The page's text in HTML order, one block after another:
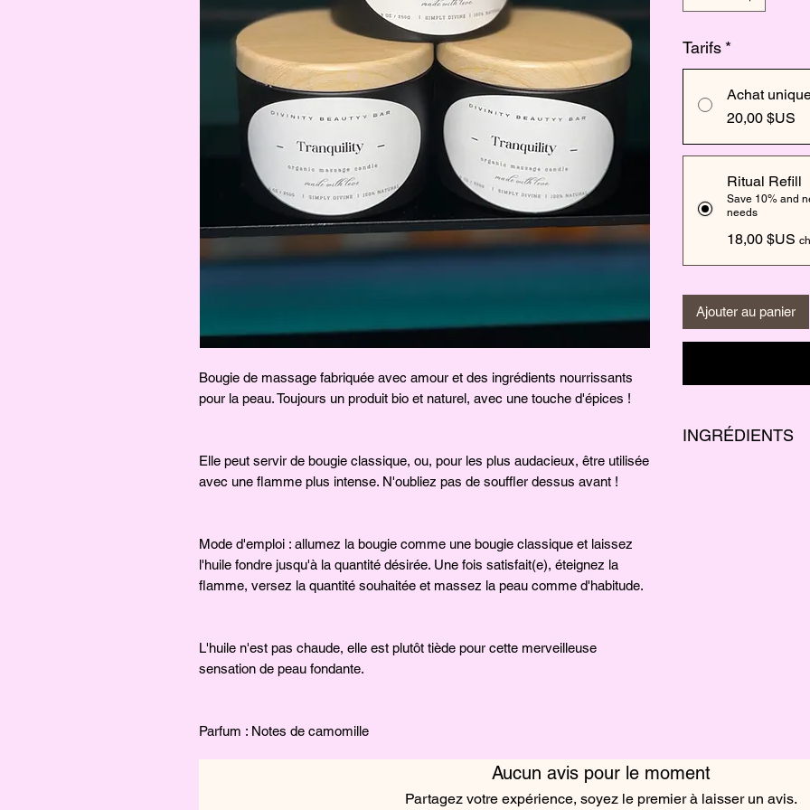
Bougie de massage fabriquée avec amour et des ingrédients nourrissants
pour la peau. Toujours un produit bio et naturel, avec une touche d'épices !
Elle peut servir de bougie classique, ou, pour les plus audacieux, être utilisée
avec une flamme plus intense. N'oubliez pas de souffler dessus avant !
Mode d'emploi : allumez la bougie comme une bougie classique et laissez
l'huile fondre jusqu'à la quantité désirée. Une fois satisfait(e), éteignez la
flamme, versez la quantité souhaitée et massez la peau comme d'habitude.
L'huile n'est pas chaude, elle est plutôt tiède pour cette merveilleuse
sensation de peau fondante.
Parfum : Notes de camomille
Tarifs *
Achat
20,00 $US
Ritual Refill
Save 10% and
needs
18,00 $US
Ajouter au panier
INGRÉDIENTS
Aucun avis pour le moment
Partagez votre expérience, soyez le premier à laisser un avis.